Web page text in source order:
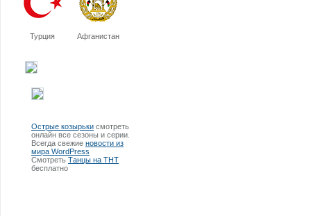
Турция Афганистан
Острые козырьки смотреть
онлайн все сезоны и серии.
Всегда свежие новости из
мира WordPress
Смотреть Танцы на ТНТ
бесплатно